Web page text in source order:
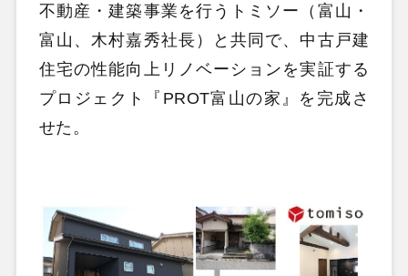
不動産・建築事業を行うトミソー（富山・
富山、木村嘉秀社長）と共同で、中古戸建
住宅の性能向上リノベーションを実証する
プロジェクト『PROT富山の家』を完成さ
せた。